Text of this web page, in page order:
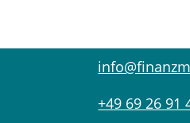
+49 69 26 91